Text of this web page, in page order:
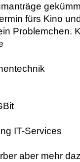
fürs Kino
Problemchen.
IT-Services
aber mehr